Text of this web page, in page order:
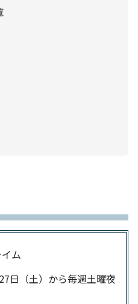
ム
日（土）から毎週土曜夜